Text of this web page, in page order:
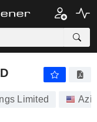
Limited